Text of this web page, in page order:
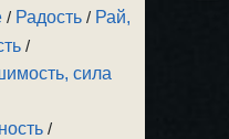
/ Радость / Рай,
/
сила
/